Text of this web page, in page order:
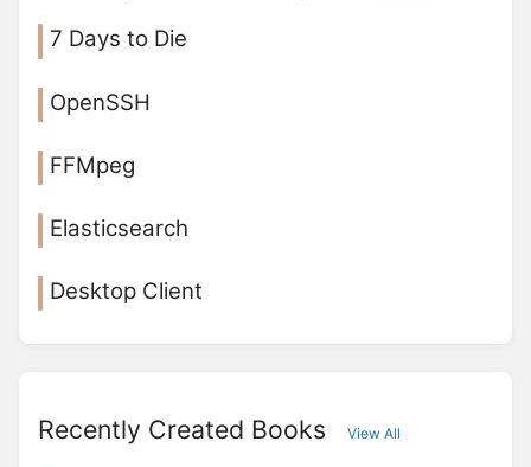
7 Days to Die
OpenSSH
FFMpeg
Elasticsearch
Desktop Client
Recently Created Books View All